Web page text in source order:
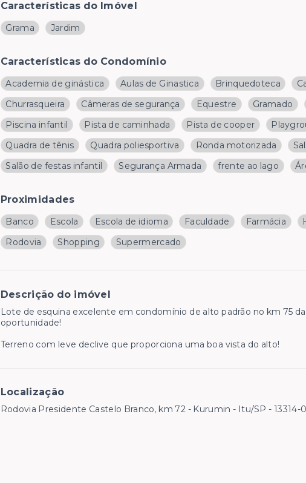
Características do Imóvel
Grama Jardim
Características do Condomínio
Academia de ginástica Aulas de Ginastica Brinquedoteca
Churrasqueira
Câmeras de segurança Equestre Gramado
Piscina infantil
Pista de caminhada Pista de cooper
Quadra de tênis
Quadra poliesportiva Ronda motorizada
Salão de festas infantil
Segurança Armada frente ao lago
Proximidades
Banco Escola Escola de idioma Faculdade Farmácia
Rodovia
Shopping Supermercado
Descrição do imóvel
Lote de esquina excelente em condomínio de alto padrão no km 75
oportunidade!
Terreno com leve declive que proporciona uma boa vista do alto!
Localização
Rodovia Presidente Castelo Branco, km 72 - Kurumin - Itu/SP - 13314-